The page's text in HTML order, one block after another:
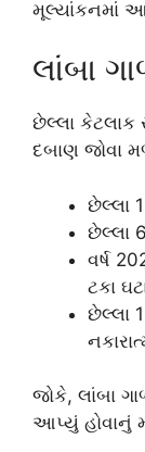
મૂલ્યાંકનમાં
લાંબા
છેલ્લા કેટલાક
દબાણ જોવા
છેલ્લા
છેલ્લા
વર્ષ
ટકા
છેલ્લા
જોકે, લાંબા
આપ્યું હોવાનું